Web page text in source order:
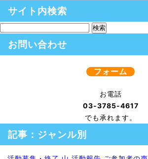
サイト内検索
お問い合わせ
フォーム
お電話
03-3785-4617
でも承れます。
記事：ジャンル別